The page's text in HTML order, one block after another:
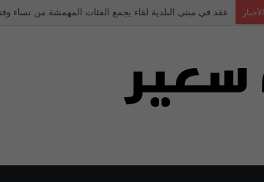
الأخبار اعلان تمديد وظيفة مهندس مياه